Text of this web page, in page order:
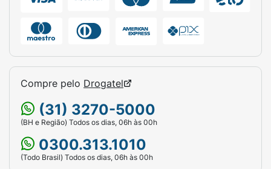
Compre pelo Drogatel
(31) 3270-5000
(BH e Região) Todos os dias, 06h às 00h
0300.313.1010
(Todo Brasil) Todos os dias, 06h às 00h